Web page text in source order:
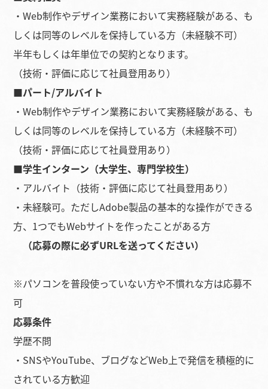
・Web制作やデザイン業務において実務経験がある、も
しくは同等のレベルを保持している方（未経験不可）
半年もしくは年単位での契約となります。
（技術・評価に応じて社員登用あり）
■パート/アルバイト
・Web制作やデザイン業務において実務経験がある、も
しくは同等のレベルを保持している方（未経験不可）
（技術・評価に応じて社員登用あり）
■学生インターン（大学生、専門学校生）
・アルバイト（技術・評価に応じて社員登用あり）
・未経験可。ただしAdobe製品の基本的な操作ができる
方、1つでもWebサイトを作ったことがある方
（応募の際に必ずURLを送ってください）
※パソコンを普段使っていない方や不慣れな方は応募不
可
応募条件
学歴不問
・SNSやYouTube、ブログなどWeb上で発信を積極的に
されている方歓迎